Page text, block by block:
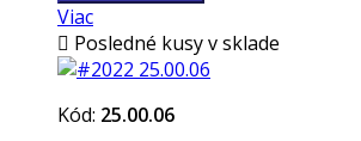
Viac
 Posledné kusy v sklade
Kód: 25.00.06